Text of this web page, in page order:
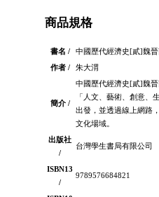
商品規格
書名 /
中國歷代經濟史[貳]魏
作者 /
朱大渭
簡介 /
中國歷代經濟史[貳]魏
「人文、藝術、創意、
出發，並透過線上網路
文化場域。
出版社
/
台灣學生書局有限公司
ISBN13
/
9789576684821